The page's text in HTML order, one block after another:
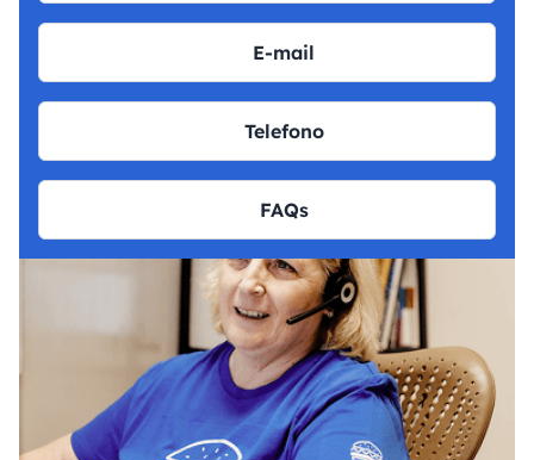
E-mail
Telefono
FAQs